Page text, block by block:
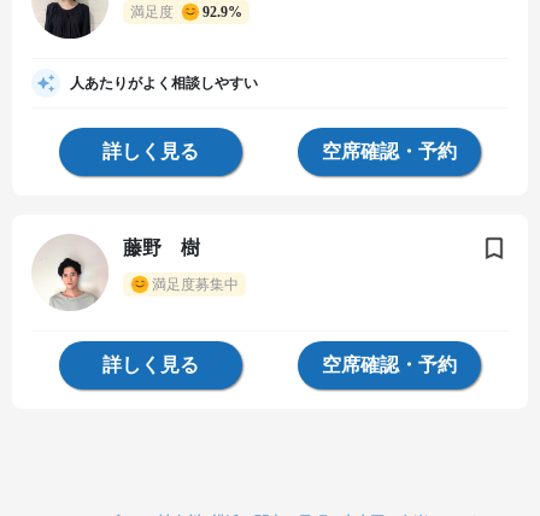
満足度 92.9%
人あたりがよく相談しやすい
詳しく見る 空席確認・予約
藤野 樹
満足度募集中
詳しく見る 空席確認・予約